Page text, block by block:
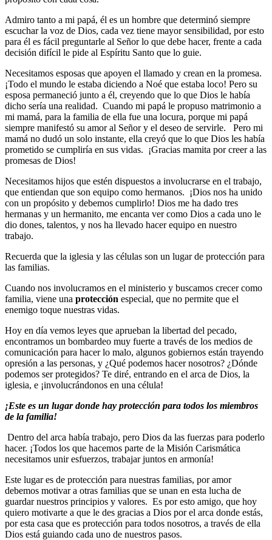
Admiro tanto a mi papá, él es un hombre que determinó siempre
escuchar la voz de Dios, cada vez tiene mayor sensibilidad, por esto
para él es fácil preguntarle al Señor lo que debe hacer, frente a cada
decisión difícil le pide al Espíritu Santo que lo guie.
Necesitamos esposas que apoyen el llamado y crean en la promesa.
¡Todo el mundo le estaba diciendo a Noé que estaba loco! Pero su
esposa permaneció junto a él, creyendo que lo que Dios le había
dicho sería una realidad. Cuando mi papá le propuso matrimonio a
mi mamá, para la familia de ella fue una locura, porque mi papá
siempre manifestó su amor al Señor y el deseo de servirle. Pero mi
mamá no dudó un solo instante, ella creyó que lo que Dios les había
prometido se cumpliría en sus vidas. ¡Gracias mamita por creer a las
promesas de Dios!
Necesitamos hijos que estén dispuestos a involucrarse en el trabajo,
que entiendan que son equipo como hermanos. ¡Dios nos ha unido
con un propósito y debemos cumplirlo! Dios me ha dado tres
hermanas y un hermanito, me encanta ver como Dios a cada uno le
dio dones, talentos, y nos ha llevado hacer equipo en nuestro
trabajo.
Recuerda que la iglesia y las células son un lugar de protección para
las familias.
Cuando nos involucramos en el ministerio y buscamos crecer como
familia, viene una protección especial, que no permite que el
enemigo toque nuestras vidas.
Hoy en día vemos leyes que aprueban la libertad del pecado,
encontramos un bombardeo muy fuerte a través de los medios de
comunicación para hacer lo malo, algunos gobiernos están trayendo
opresión a las personas, y ¿Qué podemos hacer nosotros? ¿Dónde
podemos ser protegidos? Te diré, entrando en el arca de Dios, la
iglesia, e ¡involucrándonos en una célula!
¡Este es un lugar donde hay protección para todos los miembros
de la familia!
Dentro del arca había trabajo, pero Dios da las fuerzas para poderlo
hacer. ¡Todos los que hacemos parte de la Misión Carismática
necesitamos unir esfuerzos, trabajar juntos en armonía!
Este lugar es de protección para nuestras familias, por amor
debemos motivar a otras familias que se unan en esta lucha de
guardar nuestros principios y valores. Es por esto amigo, que hoy
quiero motivarte a que le des gracias a Dios por el arca donde estás,
por esta casa que es protección para todos nosotros, a través de ella
Dios está guiando cada uno de nuestros pasos.